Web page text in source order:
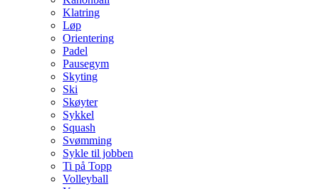
Klatring
Løp
Orientering
Padel
Pausegym
Skyting
Ski
Skøyter
Sykkel
Squash
Svømming
Sykle til jobben
Ti på Topp
Volleyball